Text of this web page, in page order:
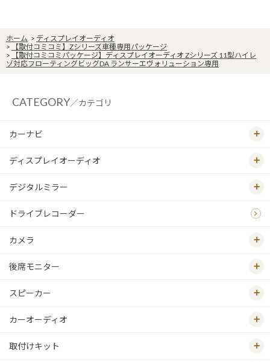
ホーム > ディスプレイオーディオ
>
【取付コミコミ】Zシリーズ車種専用パッケージ
>
【取付コミコミパッケージ】ディスプレイオーディオ Zシリーズ 11型ハイレ
ゾ対応フローティングビッグDA ランサーエヴォリューション専用
CATEGORY／カテゴリ
カーナビ
ディスプレイオーディオ
デジタルミラー
ドライブレコーダー
カメラ
後席モニター
スピーカー
カーオーディオ
取付けキット